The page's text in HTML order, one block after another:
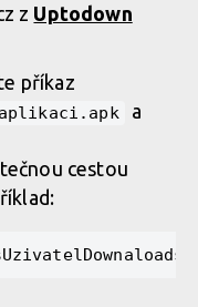
z Uptodown
příkaz
a
cestou